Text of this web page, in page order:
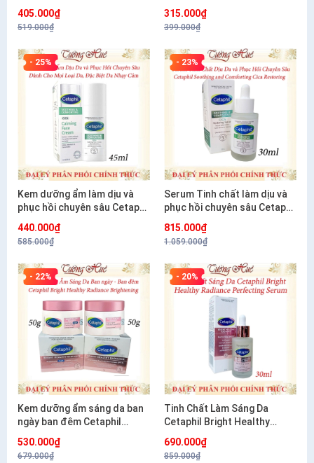
405.000₫
519.000₫
315.000₫
399.000₫
- 25%
Kem dưỡng ẩm làm dịu và
phục hồi chuyên sâu Cetaphil
Cica Calming Face Cream
45ml
440.000₫
585.000₫
- 23%
Serum Tinh chất làm dịu và
phục hồi chuyên sâu Cetaphil
Cica Restoring 30ml
815.000₫
1.059.000₫
- 22%
Kem dưỡng ẩm sáng da ban
ngày ban đêm Cetaphil
Brightening- 50g
530.000₫
679.000₫
- 20%
Tinh Chất Làm Sáng Da
Cetaphil Bright Healthy
30ml
690.000₫
859.000₫